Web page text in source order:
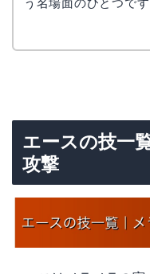
エースの技一
攻撃